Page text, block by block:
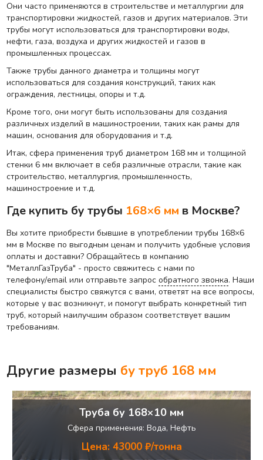
Они часто применяются в строительстве и металлургии для
транспортировки жидкостей, газов и других материалов. Эти
трубы могут использоваться для транспортировки воды,
нефти, газа, воздуха и других жидкостей и газов в
промышленных процессах.
Также трубы данного диаметра и толщины могут
использоваться для создания конструкций, таких как
ограждения, лестницы, опоры и т.д.
Кроме того, они могут быть использованы для создания
различных изделий в машиностроении, таких как рамы для
машин, основания для оборудования и т.д.
Итак, сфера применения труб диаметром 168 мм и толщиной
стенки 6 мм включает в себя различные отрасли, такие как
строительство, металлургия, промышленность,
машиностроение и т.д.
Где купить бу трубы 168×6 мм в Москве?
Вы хотите приобрести бывшие в употреблении трубы 168×6
мм в Москве по выгодным ценам и получить удобные условия
оплаты и доставки? Обращайтесь в компанию
"МеталлГазТруба" - просто свяжитесь с нами по
телефону/email или отправьте запрособратного звонка. Наши
специалисты быстро свяжутся с вами, ответят на все вопросы,
которые у вас возникнут, и помогут выбрать конкретный тип
труб, который наилучшим образом соответствует вашим
требованиям.
Другие размеры бу труб 168 мм
Труба бу 168×10 мм
Сфера применения: Вода, Нефть
Цена: 43000 ₽/тонна